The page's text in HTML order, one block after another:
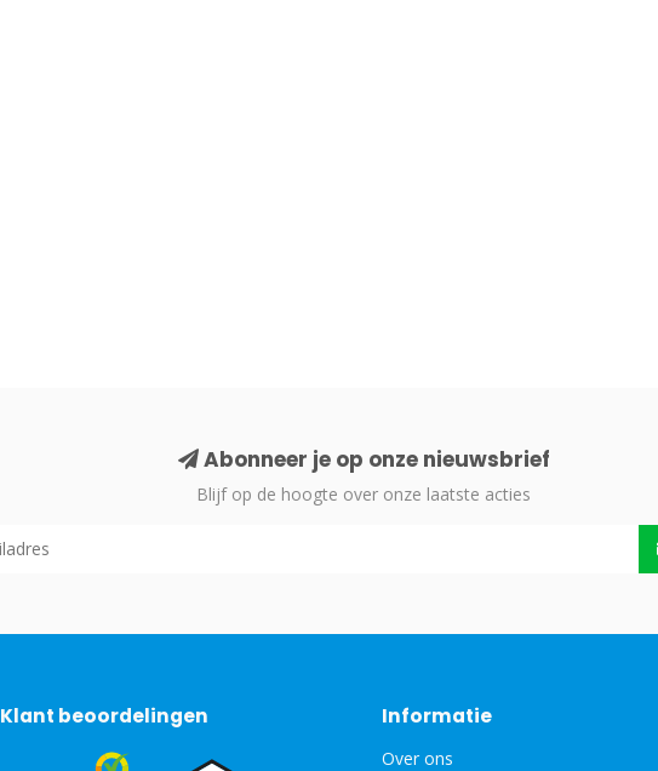
Abonneer je op onze nieuwsbrief
Blijf op de hoogte over onze laatste acties
Klant beoordelingen Informatie
Over ons